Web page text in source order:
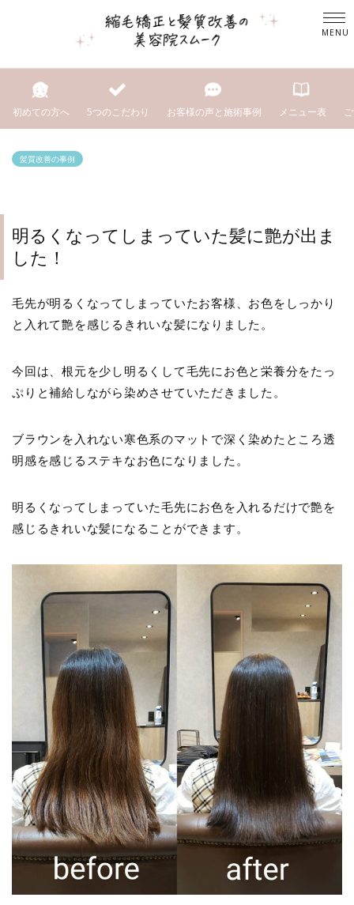
初めての方へ 5つのこだわり お客様の声と施術事例 メニュー表
髪質改善の事例
明るくなってしまっていた髪に艶が出ま
した！
毛先が明るくなってしまっていたお客様、お色をしっかり
と入れて艶を感じるきれいな髪になりました。
今回は、根元を少し明るくして毛先にお色と栄養分をたっ
ぷりと補給しながら染めさせていただきました。
ブラウンを入れない寒色系のマットで深く染めたところ透
明感を感じるステキなお色になりました。
明るくなってしまっていた毛先にお色を入れるだけで艶を
感じるきれいな髪になることができます。